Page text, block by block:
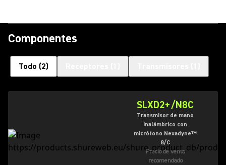
Componentes
Todo (2)
SLXD2+/N8C
Transmisor de mano
inalámbrico con
micrófono Nexadyne™
8/C
Precio de venta
recomendado